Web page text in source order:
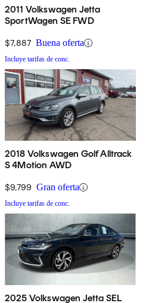
2011 Volkswagen Jetta
SportWagen SE FWD
$7,887 Buena oferta
Incluye tarifas de conc.
2018 Volkswagen Golf Alltrack
S 4Motion AWD
$9,799 Gran oferta
Incluye tarifas de conc.
2025 Volkswagen Jetta SEL